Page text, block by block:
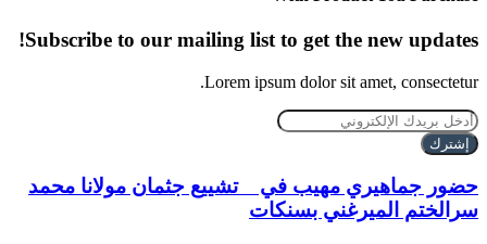
Subscribe to our mailing list to get the new updates!
Lorem ipsum dolor sit amet, consectetur.
أدخل
بريدك
الإلكتروني
حضور جماهيري مهيب في تشييع جثمان مولانا محمد
سرالختم الميرغني بسنكات